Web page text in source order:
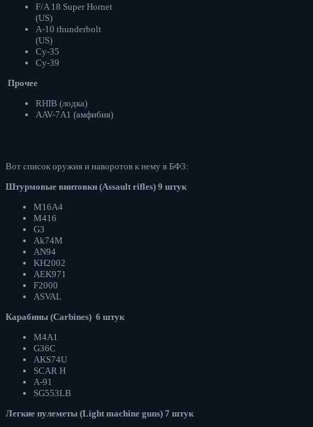
F/A 18 Super Hornet
(US)
A-10 thunderbolt
(US)
Су-35
Су-39
Прочее
RHIB (лодка)
AAV-7A1 (амфибия)
Вот список оружия и наворотов к нему в БФ3:
Штурмовые винтовки (Assault rifles) 9 штук
M16A4
M416
G3
Ak74M
AN94
KH2002
AEK971
F2000
ASVAL
Карабины (Carbines) 6 штук
M4A1
G36C
AKS74U
SCAR H
A-91
SG553LB
Легкие пулеметы (Light machine guns) 7 штук